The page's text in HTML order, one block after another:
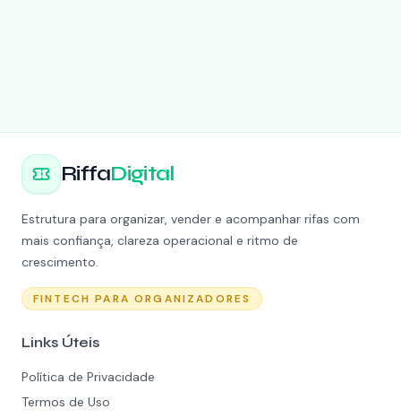
RiffaDigital
Estrutura para organizar, vender e acompanhar rifas com
mais confiança, clareza operacional e ritmo de
crescimento.
FINTECH PARA ORGANIZADORES
Links Úteis
Política de Privacidade
Termos de Uso